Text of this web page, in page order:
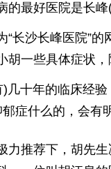
的最好医院是长峰(
“长沙长峰医院”
胡一些具体症状
几十年的临床经
症什么的，会有
力推荐下，胡先